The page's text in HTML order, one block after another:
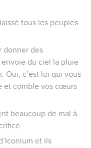
tous les peuples
donner des
du ciel la pluie
Oui, c’est lui qui vous
et comble vos cœurs
beaucoup de mal à
et ils